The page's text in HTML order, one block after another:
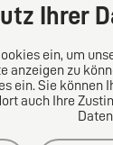
Ihrer
ein, um
anzeigen zu
ein. Sie
auch Ihre